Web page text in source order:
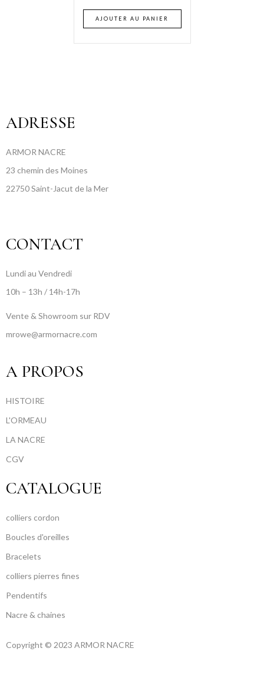
AJOUTER AU PANIER
ADRESSE
ARMOR NACRE
23 chemin des Moines
22750 Saint-Jacut de la Mer
CONTACT
Lundi au Vendredi
10h – 13h / 14h-17h
Vente & Showroom sur RDV
mrowe@armornacre.com
A PROPOS
HISTOIRE
L'ORMEAU
LA NACRE
CGV
CATALOGUE
colliers cordon
Boucles d'oreilles
Bracelets
colliers pierres fines
Pendentifs
Nacre & chaines
Copyright © 2023 ARMOR NACRE